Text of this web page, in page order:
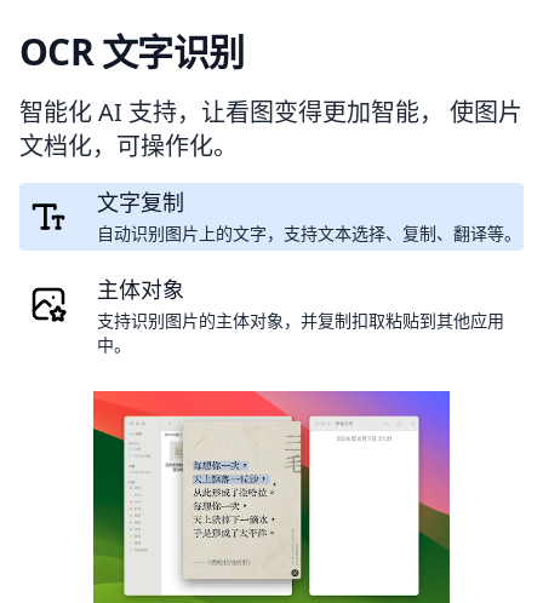
OCR 文字识别
智能化 AI 支持，让看图变得更加智能， 使图片
文档化，可操作化。
文字复制
自动识别图片上的文字，支持文本选择、复制、翻译等。
主体对象
支持识别图片的主体对象，并复制扣取粘贴到其他应用
中。